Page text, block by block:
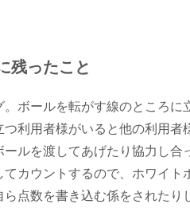
残ったこと
。ボールを転がす線のところ
利用者様がいると他の利用者
ルを渡してあげたり協力し合
てカウントするので、ホワイ
点数を書き込む係をされたり